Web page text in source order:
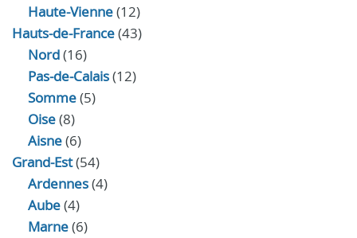
Haute-Vienne(12)
Hauts-de-France(43)
Nord(16)
Pas-de-Calais(12)
Somme(5)
Oise(8)
Aisne(6)
Grand-Est(54)
Ardennes(4)
Aube(4)
Marne(6)